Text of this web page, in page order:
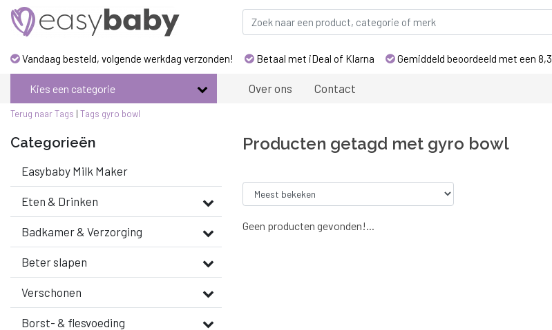
Vandaag besteld, volgende werkdag verzonden! Betaal met iDeal of Klarna Gemiddeld beoordeeld met een 8,3
Kies een categorie Over ons Contact
Terug naar Tags | Tags gyro bowl
Categorieën
Easybaby Milk Maker
Eten & Drinken
Badkamer & Verzorging
Beter slapen
Verschonen
Borst- & flesvoeding
Producten getagd met gyro bowl
Geen producten gevonden!...